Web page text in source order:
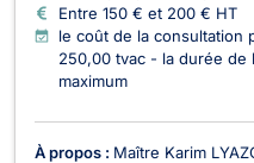
Entre 150 € et 200 € HT
le coût de la consultation
250,00 tvac - la durée de
maximum
À propos : Maître Karim